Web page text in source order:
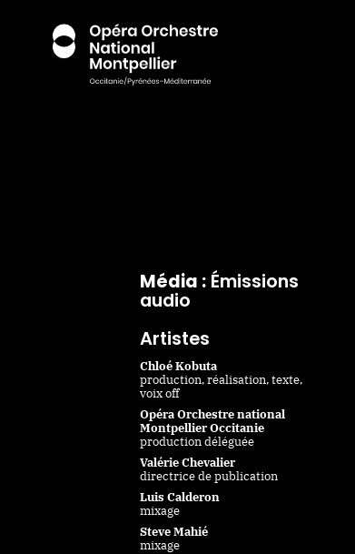
Média : Émissions
audio
Artistes
Chloé Kobuta
production, réalisation, texte,
voix off
Opéra Orchestre national
Montpellier Occitanie
production déléguée
Valérie Chevalier
directrice de publication
Luis Calderon
mixage
Steve Mahié
mixage